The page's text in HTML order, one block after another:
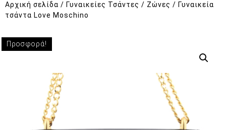
Αρχική σελίδα / Γυναικείες Τσάντες / Ζώνες / Γυναικεία
τσάντα Love Moschino
Προσφορά!